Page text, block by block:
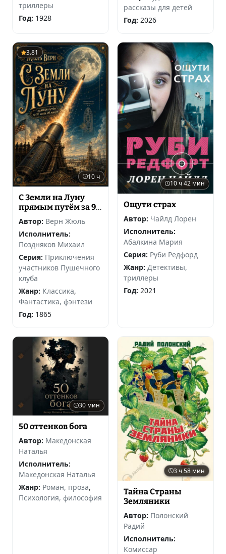
триллеры
Год: 1928
рассказы для детей
Год: 2026
3.81
10 ч
С Земли на Луну
прямым путём за 97
часов 20 минут
Автор: Верн Жюль
Исполнитель:
Поздняков Михаил
Серия: Приключения
участников Пушечного
клуба
Жанр: Классика,
Фантастика, фэнтези
Год: 1865
10 ч 42 мин
Ощути страх
Автор: Чайлд Лорен
Исполнитель:
Абалкина Мария
Серия: Руби Редфорд
Жанр: Детективы,
триллеры
Год: 2021
30 мин
50 оттенков бога
Автор: Македонская
Наталья
Исполнитель:
Македонская Наталья
Жанр: Роман, проза,
Психология, философия
3 ч 58 мин
Тайна Страны
Земляники
Автор: Полонский
Радий
Исполнитель:
Комиссар